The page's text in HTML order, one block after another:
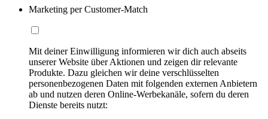
Marketing per Customer-Match
Mit deiner Einwilligung informieren wir dich auch abseits
unserer Website über Aktionen und zeigen dir relevante
Produkte. Dazu gleichen wir deine verschlüsselten
personenbezogenen Daten mit folgenden externen Anbietern
ab und nutzen deren Online-Werbekanäle, sofern du deren
Dienste bereits nutzt: